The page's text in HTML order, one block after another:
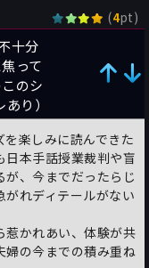
(4pt)
十分
って
のシ
り）
楽しみに読んできた
本手話授業裁判や盲
、今までだったらじ
れディテールがない
惹かれあい、体験が共
婦の今までの積み重ね